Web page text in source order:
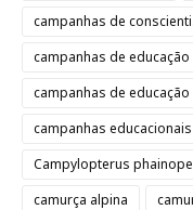
campanhas de
campanhas de
campanhas de
campanhas educacionais
Campylopterus
camurça alpina